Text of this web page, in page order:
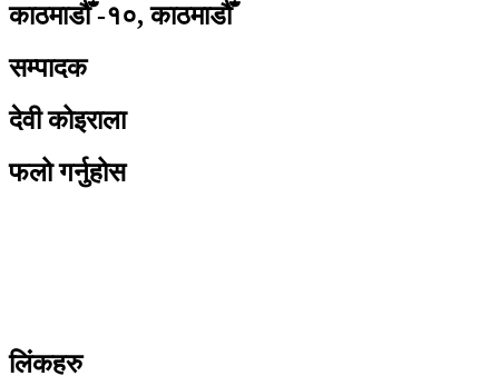
काठमाडौँ -१०, काठमाडौँ
सम्पादक
देवी कोइराला
फलो गर्नुहोस
लिंकहरु